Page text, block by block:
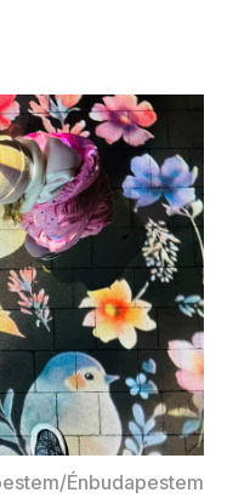
Énbudapestem